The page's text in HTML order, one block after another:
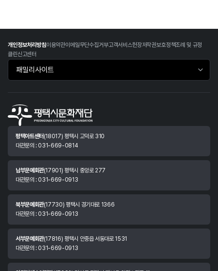
개인정보처리방침이용약관이메일무단수집거부고객서비스헌장저작권보호정책조례 및 규정
클린신고센터
패밀리사이트 바로가기
평택아트센터 (18017) 평택시 고덕로 310
대관문의 : 031-669-0814
남부문예회관(17901) 평택시 중앙로 277
대관문의 : 031-669-0913
북부문예회관(17730) 평택시 경기대로 1366
대관문의 : 031-669-0913
서부문예회관(17816) 평택시 안중읍 서동대로 1531
대관문의 : 031-669-0913